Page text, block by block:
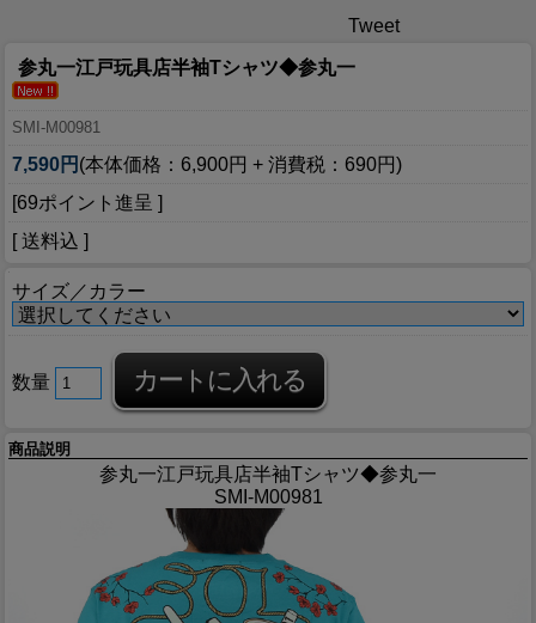
Tweet
参丸一江戸玩具店半袖Tシャツ◆参丸一
SMI-M00981
7,590円 (本体価格：6,900円 + 消費税：690円)
[69ポイント進呈 ]
[ 送料込 ]
サイズ／カラー
数量
商品説明
参丸一江戸玩具店半袖Tシャツ◆参丸一
SMI-M00981